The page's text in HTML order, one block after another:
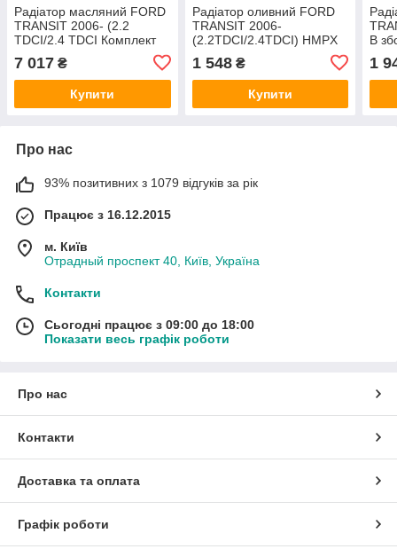
Радіатор масляний FORD
TRANSIT 2006- (2.2
TDCI/2.4 TDCI Комплект
(1842739/BK3Q6B624CB/2128720)
7 017 ₴
Купити
Радіатор оливний FORD
TRANSIT 2006-
(2.2TDCI/2.4TDCI) HMPX
1 548₴
Купити
В
1
Про нас
93% позитивних з 1079 відгуків за рік
Працює з 16.12.2015
м. Київ
Отрадный проспект 40, Київ, Україна
Контакти
Сьогодні працює з 09:00 до 18:00
Показати весь графік роботи
Про нас
Контакти
Доставка та оплата
Графік роботи